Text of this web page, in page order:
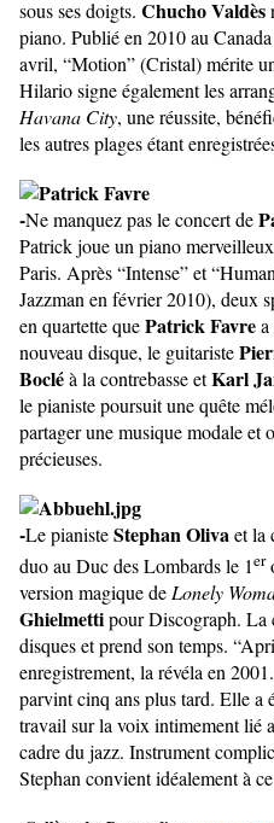
sous ses doigts. Chucho Valdès
piano. Publié en 2010 au
avril, “Motion” (Cristal) mérite
Hilario signe également les
Havana City, une réussite,
les autres plages étant
-Ne manquez pas le concert de
Patrick joue un piano
Paris. Après “Intense” et
Jazzman en février 2010), deux
en quartette quePatrick Favre
nouveau disque, le guitariste
Bocléà la contrebasse etKarl
le pianiste poursuit une quête
partager une musique modale et
précieuses.
-Le pianisteStephan Olivaet la
duo au Duc des Lombards le 1er
version magique de Lonely
Ghielmettipour Discograph. La
disques et prend son temps.
enregistrement, la révéla en
parvint cinq ans plus tard. Elle a
travail sur la voix intimement lié
cadre du jazz. Instrument
Stephan convient idéalement à